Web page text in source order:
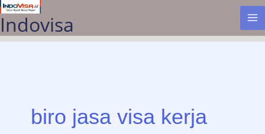
Lewati
ke
konten
Indovisa
biro jasa visa kerja